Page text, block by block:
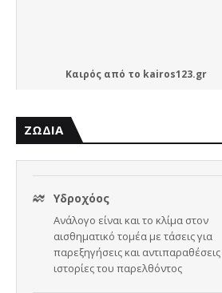
Καιρόςαπό το kairos123.gr
ΖΩΔΙΑ